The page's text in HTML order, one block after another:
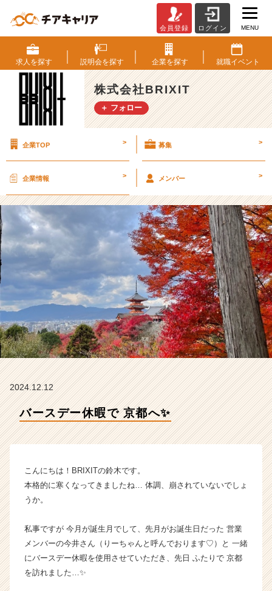
ー
ス
デ
ー
休
暇
へ
式
B
R
X
I
タ
イ
ム
ベ
ー・
長
か
ら
ス
会員登録 ログイン MENU
求人を探す 説明会を探す 企業を探す 就職イベント
株式会社BRIXIT
＋ フォロー
企業TOP > 募集 >
企業情報 > メンバー >
2024.12.12
バースデー休暇で 京都へ✨
こんにちは！BRIXITの鈴木です。
本格的に寒くなってきましたね… 体調、崩されていないでしょ
うか。
私事ですが 今月が誕生月でして、先月がお誕生日だった 営業
メンバーの今井さん（りーちゃんと呼んでおります♡）と 一緒
にバースデー休暇を使用させていただき、先日 ふたりで 京都
を訪れました…✨